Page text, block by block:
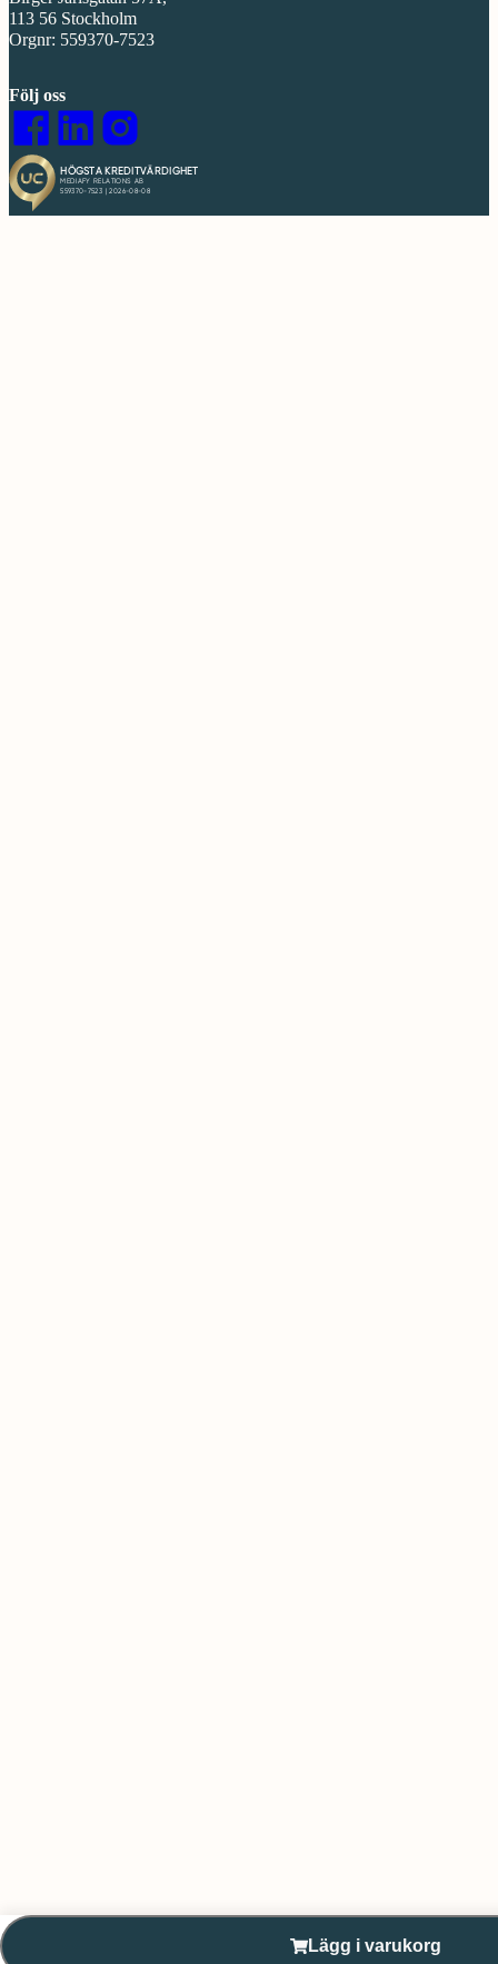
Lägg i varukorg
113 56 Stockholm
Orgnr: 559370-7523
Följ oss